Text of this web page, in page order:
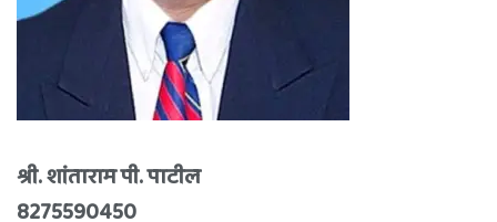
श्री. शांताराम पी. पाटील
8275590450